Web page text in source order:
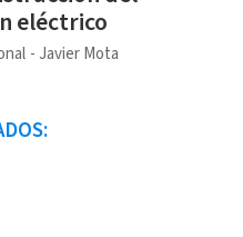
eléctrico
Javier Mota